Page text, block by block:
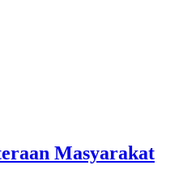
Masyarakat